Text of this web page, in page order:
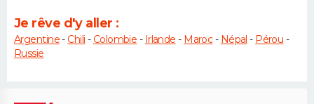
Je rêve d'y aller :
Argentine- Chili - Colombie - Irlande - Maroc- Népal - Pérou -
Russie